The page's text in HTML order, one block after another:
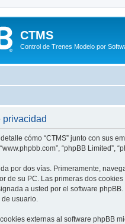
CTMS
Control de Trenes Modelo por
privacidad
cómo “CTMS” junto con sus
“www.phpbb.com”, “phpBB
por dos vías. Primeramente,
de su PC. Las primeras dos
a usted por el software
usuario.
externas al software phpBB